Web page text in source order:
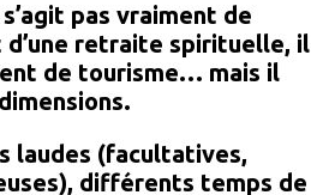
pas vraiment de
d’une retraite spirituelle, il
de tourisme… mais il
laudes (facultatives,
différents temps de